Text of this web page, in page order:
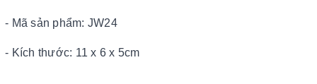
- Mã sản phẩm: JW24
- Kích thước: 11 x 6 x 5cm